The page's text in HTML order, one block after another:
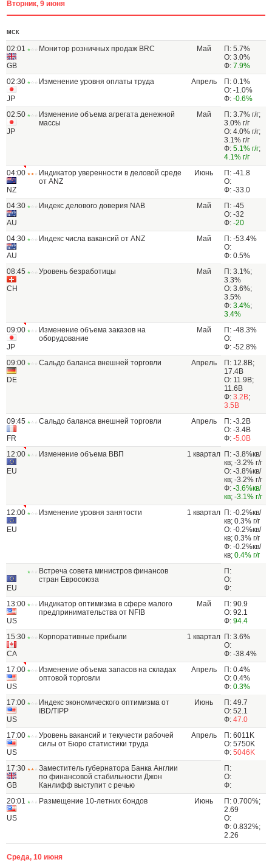
Вторник, 9 июня
МСК
02:01
GB
Монитор розничных продаж BRC Май
П: 5.7%
О: 3.0%
Ф: 7.9%
02:30
JP
Изменение уровня оплаты труда Апрель
П: 0.1%
О: -1.0%
Ф: -0.6%
02:50
JP
Изменение объема агрегата денежной
массы
Май
П: 3.7% г/г;
3.0% г/г
О: 4.0% г/г;
3.1% г/г
Ф: 5.1% г/г;
4.1% г/г
04:00
NZ
Индикатор уверенности в деловой среде
от ANZ
Июнь
П: -41.8
О:
Ф: -33.0
04:30
AU
Индекс делового доверия NAB Май
П: -45
О: -32
Ф: -20
04:30
AU
Индекс числа вакансий от ANZ Май
П: -53.4%
О:
Ф: 0.5%
08:45
CH
Уровень безработицы Май
П: 3.1%;
3.3%
О: 3.6%;
3.5%
Ф: 3.4%;
3.4%
09:00
JP
Изменение объема заказов на
оборудование
Май
П: -48.3%
О:
Ф: -52.8%
09:00
DE
Сальдо баланса внешней торговли Апрель
П: 12.8B;
17.4B
О: 11.9B;
11.6B
Ф: 3.2B;
3.5B
09:45
FR
Сальдо баланса внешней торговли Апрель
П: -3.2B
О: -3.4B
Ф: -5.0B
12:00
EU
Изменение объема ВВП 1 квартал П: -3.8%кв/
кв; -3.2% г/г
О: -3.8%кв/
кв; -3.2% г/г
Ф: -3.6%кв/
кв; -3.1% г/г
12:00
EU
Изменение уровня занятости 1 квартал П: -0.2%кв/
кв; 0.3% г/г
О: -0.2%кв/
кв; 0.3% г/г
Ф: -0.2%кв/
кв; 0.4% г/г
EU
Встреча совета министров финансов
стран Евросоюза
П:
О:
Ф:
13:00
US
Индикатор оптимизма в сфере малого
предпринимательства от NFIB
Май
П: 90.9
О: 92.1
Ф: 94.4
15:30
CA
Корпоративные прибыли 1 квартал П: 3.6%
О:
Ф: -38.4%
17:00
US
Изменение объема запасов на складах
оптовой торговли
Апрель
П: 0.4%
О: 0.4%
Ф: 0.3%
17:00
US
Индекс экономического оптимизма от
IBD/TIPP
Июнь
П: 49.7
О: 52.1
Ф: 47.0
17:00
US
Уровень вакансий и текучести рабочей
силы от Бюро статистики труда
Апрель
П: 6011K
О: 5750K
Ф: 5046K
17:30
GB
Заместитель губернатора Банка Англии
по финансовой стабильности Джон
Канлифф выступит с речью
П:
О:
Ф:
20:01
US
Размещение 10-летних бондов Июнь
П: 0.700%;
2.69
О:
Ф: 0.832%;
2.26
Среда, 10 июня